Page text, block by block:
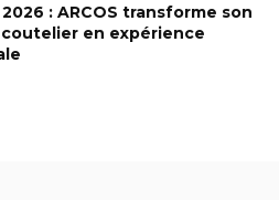
: ARCOS transforme son
en expérience